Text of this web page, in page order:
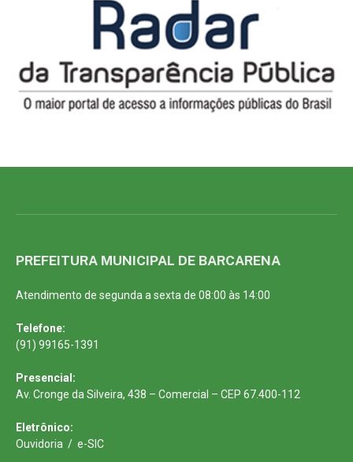
PREFEITURA MUNICIPAL DE BARCARENA
Atendimento de segunda a sexta de 08:00 às 14:00
Telefone:
(91) 99165-1391
Presencial:
Av. Cronge da Silveira, 438 – Comercial – CEP 67.400-112
Eletrônico:
Ouvidoria / e-SIC